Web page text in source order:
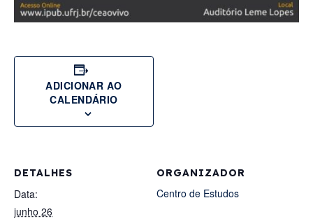
ADICIONAR AO
CALENDÁRIO
DETALHES
Data:
junho 26
ORGANIZADOR
Centro de Estudos